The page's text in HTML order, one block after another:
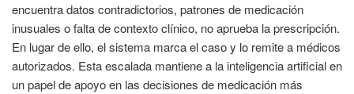
encuentra datos contradictorios, patrones de medicación
inusuales o falta de contexto clínico, no aprueba la prescripción.
En lugar de ello, el sistema marca el caso y lo remite a médicos
autorizados. Esta escalada mantiene a la inteligencia artificial en
un papel de apoyo en las decisiones de medicación más